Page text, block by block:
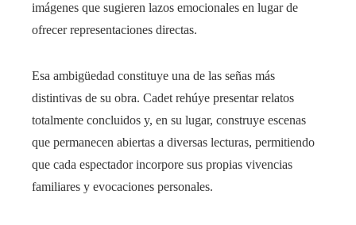
imágenes que sugieren lazos emocionales en lugar de
ofrecer representaciones directas.
Esa ambigüedad constituye una de las señas más
distintivas de su obra. Cadet rehúye presentar relatos
totalmente concluidos y, en su lugar, construye escenas
que permanecen abiertas a diversas lecturas, permitiendo
que cada espectador incorpore sus propias vivencias
familiares y evocaciones personales.